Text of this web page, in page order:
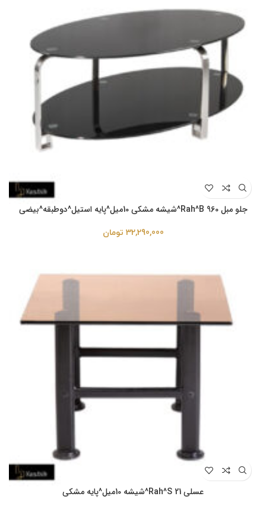
جلو مبل Rah^B 960^شیشه مشکی 10میل^پایه استیل^دوطبقه^بیضی
32,290,000 تومان
عسلی Rah^S 21^شیشه 10میل^پایه مشکی